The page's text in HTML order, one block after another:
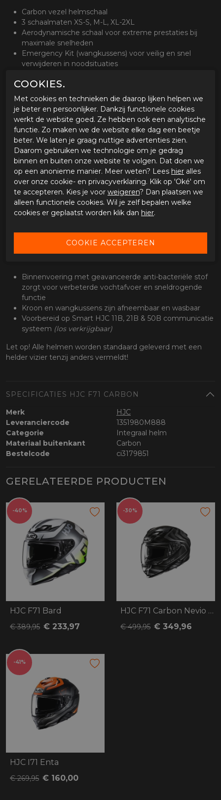
Carbon vezel helmschaal
3 schaalmaten XS-S, M-L, XL-2XL
Aerodynamische schaal voor extreme prestaties bij
maximale snelheden
Emergency Kit (wangkussens) voor veilig en snel
verwijderen in noodsituaties
Homologatie: ECE 22.06
Gewicht circa 1450 g (+/- 50 g)
Vizier
HJ-38 Pinlock voorbereid helder vizier
Inclusief Pinlock Lens DKS466
HJ-V12 geïntegreerd zonnevizier
Dynamisch Multi-Step zonnevizier voor optimale positie
(3-step)
Ventilatie
"ACS Advanced Channeling Ventilatiesysteem
3 ventilatieopeningen achter en 2 luchtuitlaten achter
Binnenvoering met geavanceerde anti-bacteriële stof
zorgt voor verbeterde vochtafvoer en sneldrogende
functie
Kroon en wangkussens zijn afneembaar en wasbaar
Voorbereid op Smart HJC 11B, 21B & 50B communicatie
systeem (los verkrijgbaar)
Let op! Alle helmen worden standaard geleverd met een
helder vizier tenzij anders vermeldt!
SPECIFICATIES HJC F71 CARBON
Merk
HJC
Leveranciercode
1351980M888
Categorie
Integraal helm
Materiaal buitenkant
Carbon
Bestelcode
ci3179851
GERELATEERDE PRODUCTEN
-40%
HJC F71 Bard
€ 389,95 € 233,97
-30%
HJC F71 Carbon Nevio zwart/grijs
€ 499,95 € 349,96
-41%
HJC I71 Enta
€ 269,95 € 160,00
COOKIES.
Met cookies en technieken die daarop lijken helpen we
je beter en persoonlijker. Dankzij functionele cookies
werkt de website goed. Ze hebben ook een analytische
functie. Zo maken we de website elke dag een beetje
beter. We laten je graag nuttige advertenties zien.
Daarom gebruiken we technologie om je gedrag
binnen en buiten onze website te volgen. Dat doen we
op een anonieme manier. Meer weten? Lees hier alles
over onze cookie- en privacyverklaring. Klik op 'Oké' om
te accepteren. Kies je voor weigeren? Dan plaatsen we
alleen functionele cookies. Wil je zelf bepalen welke
cookies er geplaatst worden klik dan hier.